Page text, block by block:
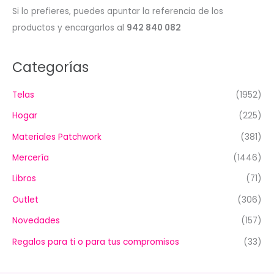
Si lo prefieres, puedes apuntar la referencia de los
productos y encargarlos al 942 840 082
Categorías
Telas
(1952)
Hogar
(225)
Materiales Patchwork
(381)
Mercería
(1446)
Libros
(71)
Outlet
(306)
Novedades
(157)
Regalos para ti o para tus compromisos
(33)